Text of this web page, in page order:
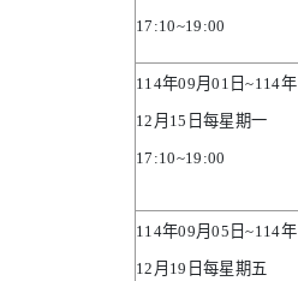
17:10~19:00
114年09月01 日~114年
12 月 15 日每星期一
17:10~19:00
114年09月05 日~114年
12 月 19 日每星期五